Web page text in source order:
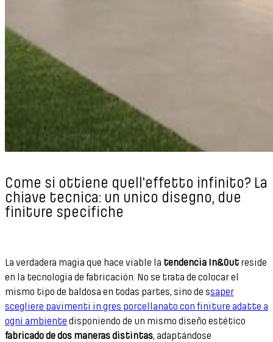
Come si ottiene quell'effetto infinito? La
chiave tecnica: un unico disegno, due
finiture specifiche
La verdadera magia que hace viable la tendencia In&Out reside
en la tecnología de fabricación. No se trata de colocar el
mismo tipo de baldosa en todas partes, sino de ssaper
scegliere pavimenti in gres porcellanato con finiture adatte a
ogni ambiente disponiendo de un mismo diseño estético
fabricado de dos maneras distintas, adaptándose